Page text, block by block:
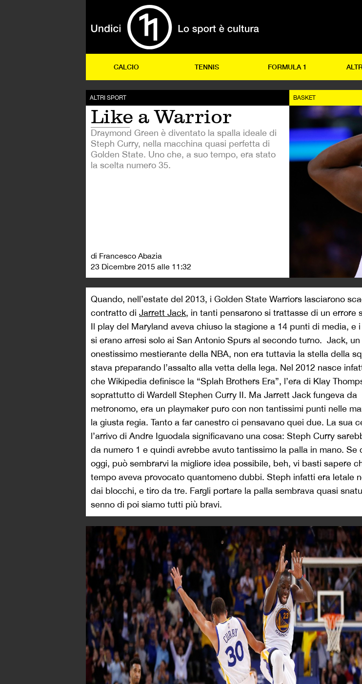
CALCIO TENNIS FORMULA 1
ALTRI SPORT
Like a Warrior
Draymond Green è diventato la spalla ideale di
Steph Curry, nella macchina quasi perfetta di
Golden State. Uno che, a suo tempo, era stato
la scelta numero 35.
di Francesco Abazia
23 Dicembre 2015 alle 11:32
BASKET
Quando, nell’estate del 2013, i Golden State Warriors lasciarono
contratto di Jarrett Jack, in tanti pensarono si trattasse di un errore
Il play del Maryland aveva chiuso la stagione a 14 punti di media, e
si erano arresi solo ai San Antonio Spurs al secondo turno. Jack, un
onestissimo mestierante della NBA, non era tuttavia la stella della
stava preparando l’assalto alla vetta della lega. Nel 2012 nasce
che Wikipedia definisce la “Splah Brothers Era”, l’era di Klay
soprattutto di Wardell Stephen Curry II. Ma Jarrett Jack fungeva da
metronomo, era un playmaker puro con non tantissimi punti nelle
la giusta regia. Tanto a far canestro ci pensavano quei due. La sua
l’arrivo di Andre Iguodala significavano una cosa: Steph Curry
da numero 1 e quindi avrebbe avuto tantissimo la palla in mano. Se
oggi, può sembrarvi la migliore idea possibile, beh, vi basti sapere
tempo aveva provocato quantomeno dubbi. Steph infatti era letale
dai blocchi, e tiro da tre. Fargli portare la palla sembrava quasi
senno di poi siamo tutti più bravi.